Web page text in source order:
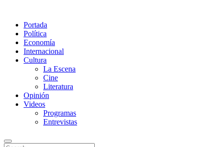
Portada
Política
Economía
Internacional
Cultura
La Escena
Cine
Literatura
Opinión
Videos
Programas
Entrevistas